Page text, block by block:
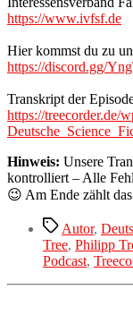
https://www.ivfsf.de
Hier kommst du zu
https://discord.gg/
Transkript der
https://treecorder.de/
Hinweis: Unsere
kontrolliert – Alle
😉 Am Ende zählt
Schlagwörter
Autor,
Tree, Philipp
Podcast,